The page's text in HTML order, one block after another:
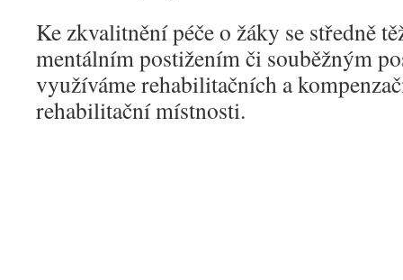
Ke zkvalitnění péče o žáky se středně
mentálním postižením či souběžným
využíváme rehabilitačních a
rehabilitační místnosti.